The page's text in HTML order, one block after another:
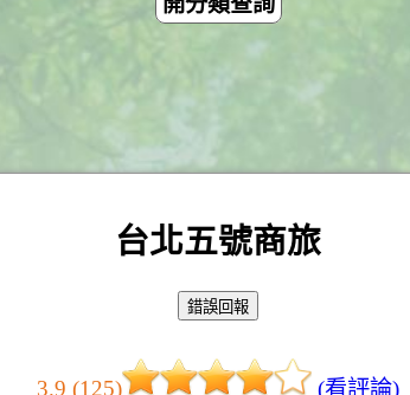
台北五號商旅
3.9 (125)
(看評論)